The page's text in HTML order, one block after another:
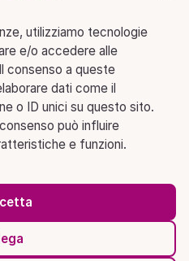
utilizziamo tecnologie
e/o accedere alle
consenso a queste
dati come il
o ID unici su questo sito.
può influire
e funzioni.